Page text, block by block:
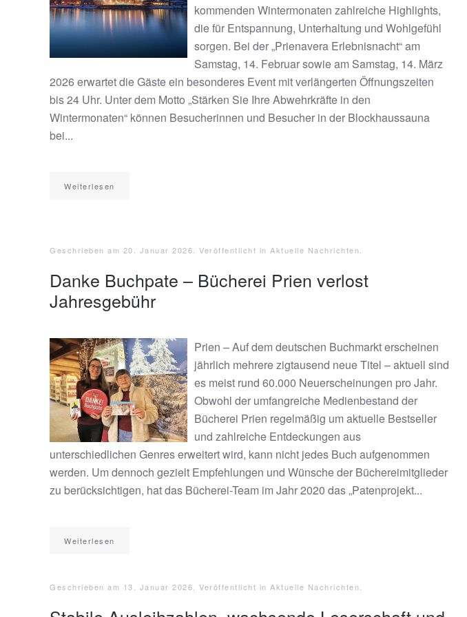
kommenden Wintermonaten zahlreiche Highlights,
die für Entspannung, Unterhaltung und Wohlgefühl
sorgen. Bei der „Prienavera Erlebnisnacht“ am
Samstag, 14. Februar sowie am Samstag, 14. März
2026 erwartet die Gäste ein besonderes Event mit verlängerten Öffnungszeiten
bis 24 Uhr. Unter dem Motto „Stärken Sie Ihre Abwehrkräfte in den
Wintermonaten“ können Besucherinnen und Besucher in der Blockhaussauna
bei...
Weiterlesen
Geschrieben am 20. Januar 2026 . Veröffentlicht in Aktuelle Nachrichten
Danke Buchpate – Bücherei Prien verlost
Jahresgebühr
Prien – Auf dem deutschen Buchmarkt erscheinen
jährlich mehrere zigtausend neue Titel – aktuell sind
es meist rund 60.000 Neuerscheinungen pro Jahr.
Obwohl der umfangreiche Medienbestand der
Bücherei Prien regelmäßig um aktuelle Bestseller
und zahlreiche Entdeckungen aus
unterschiedlichen Genres erweitert wird, kann nicht jedes Buch aufgenommen
werden. Um dennoch gezielt Empfehlungen und Wünsche der Büchereimitglieder
zu berücksichtigen, hat das Bücherei-Team im Jahr 2020 das „Patenprojekt...
Weiterlesen
Geschrieben am 13. Januar 2026 . Veröffentlicht in Aktuelle Nachrichten